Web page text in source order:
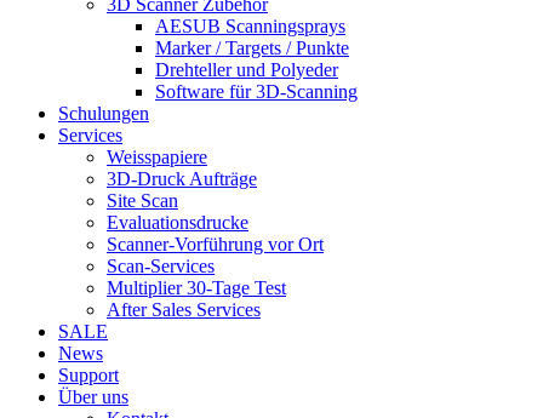
3D Scanner Zubehör
AESUB Scanningsprays
Marker / Targets / Punkte
Drehteller und Polyeder
Software für 3D-Scanning
Schulungen
Services
Weisspapiere
3D-Druck Aufträge
Site Scan
Evaluationsdrucke
Scanner-Vorführung vor Ort
Scan-Services
Multiplier 30-Tage Test
After Sales Services
SALE
News
Support
Über uns